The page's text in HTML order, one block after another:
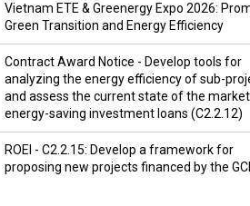
Vietnam ETE & Greenergy Expo 2026:
Green Transition and Energy Efficiency
Contract Award Notice - Develop tools for
analyzing the energy efficiency of sub-
and assess the current state of the
energy-saving investment loans (C2.2.12)
ROEI - C2.2.15: Develop a framework for
proposing new projects financed by the